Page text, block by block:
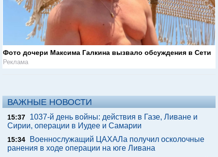
Фото дочери Максима Галкина вызвало обсуждения в Сети
Реклама
ВАЖНЫЕ НОВОСТИ
15:37
1037-й день войны: действия в Газе, Ливане и
Сирии, операции в Иудее и Самарии
15:34
Военнослужащий ЦАХАЛа получил осколочные
ранения в ходе операции на юге Ливана